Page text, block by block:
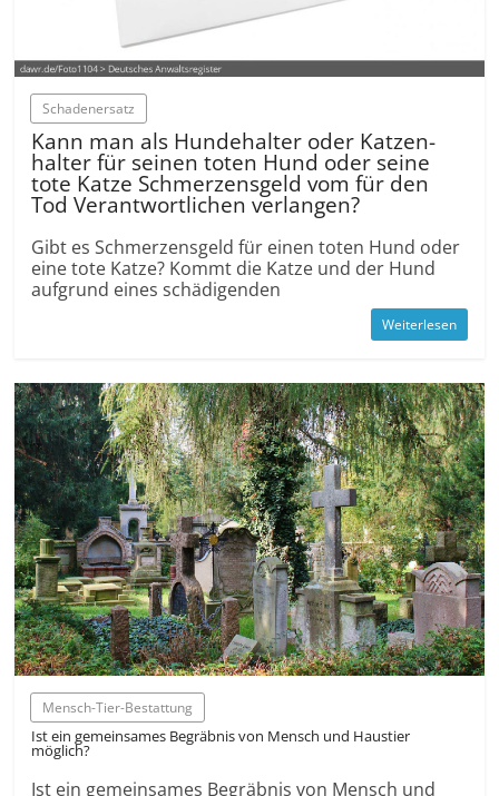
Schaden­ersatz
Kann man als Hundehalter oder Katzen­
halter für seinen toten Hund oder seine
tote Katze Schmerzens­geld vom für den
Tod Verantwortlichen verlangen?
Gibt es Schmerzens­geld für einen toten Hund oder
eine tote Katze? Kommt die Katze und der Hund
aufgrund eines schädig­enden
Weiterlesen
Mensch-Tier-Bestattung
Ist ein gemeinsames Begräbnis von Mensch und Haustier
möglich?
Ist ein gemeinsames Begräbnis von Mensch und